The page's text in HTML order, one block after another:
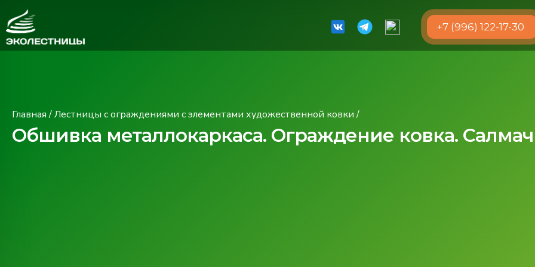
+7 (996) 122-17-30
Главная/Лестницы с ограждениями с элементами художественной ковки/
Обшивка металлокаркаса. Ограждение ковка.